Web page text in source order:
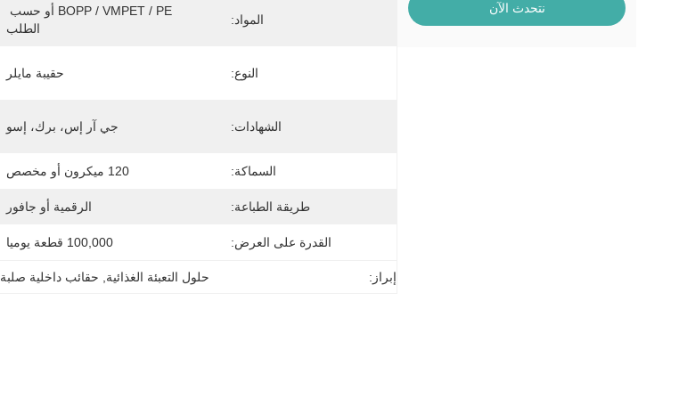
نتحدث الآن
المواد:
الطلب
النوع: حقيبة مايلر
الشهادات: جي آر إس، برك، إسو
السماكة: 120 ميكرون أو مخصص
طريقة الطباعة: الرقمية أو جافور
القدرة على العرض: 100,000 قطعة يوميا
إبراز: حلول التعبئة الغذائية حقائب داخلية صلبة